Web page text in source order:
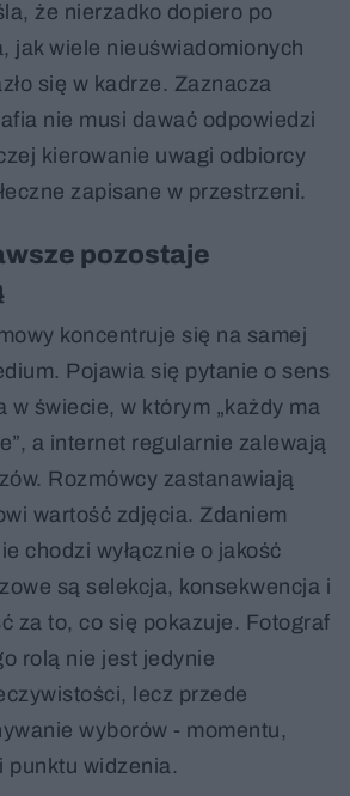
że nierzadko dopiero po
jak wiele nieuświadomionych
się w kadrze. Zaznacza
nie musi dawać odpowiedzi
kierowanie uwagi odbiorcy
zapisane w przestrzeni.
pozostaje
koncentruje się na samej
Pojawia się pytanie o sens
w świecie, w którym „każdy ma
a internet regularnie zalewają
Rozmówcy zastanawiają
wartość zdjęcia. Zdaniem
chodzi wyłącznie o jakość
są selekcja, konsekwencja i
za to, co się pokazuje. Fotograf
rolą nie jest jedynie
lecz przede
wyborów - momentu,
punktu widzenia.